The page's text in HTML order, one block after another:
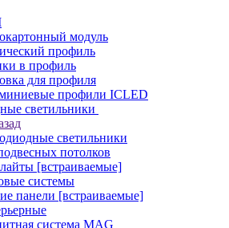
модуль
профиль
в профиль
для профиля
профили ICLED
светильники
светильники
потолков
[встраиваемые]
системы
панели [встраиваемые]
система MAG